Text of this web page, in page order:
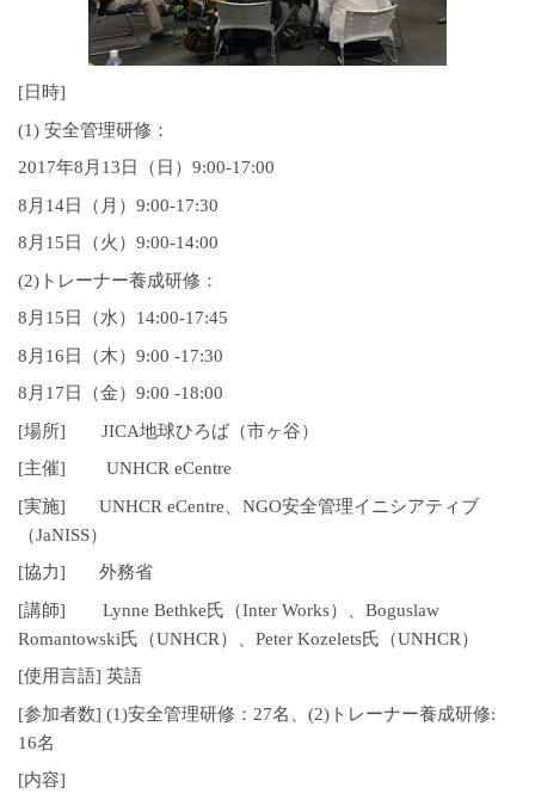
[日時]
(1) 安全管理研修：
2017年8月13日（日）9:00-17:00
8月14日（月）9:00-17:30
8月15日（火）9:00-14:00
(2)トレーナー養成研修：
8月15日（水）14:00-17:45
8月16日（木）9:00 -17:30
8月17日（金）9:00 -18:00
[場所] JICA地球ひろば（市ヶ谷）
[主催] UNHCR eCentre
[実施] UNHCR eCentre、NGO安全管理イニシアティブ
（JaNISS）
[協力] 外務省
[講師] Lynne Bethke氏（Inter Works）、Boguslaw
Romantowski氏（UNHCR）、Peter Kozelets氏（UNHCR）
[使用言語] 英語
[参加者数] (1)安全管理研修：27名、(2)トレーナー養成研修:
16名
[内容]